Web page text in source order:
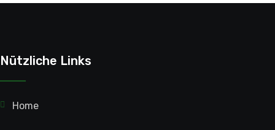
Nützliche Links
Home